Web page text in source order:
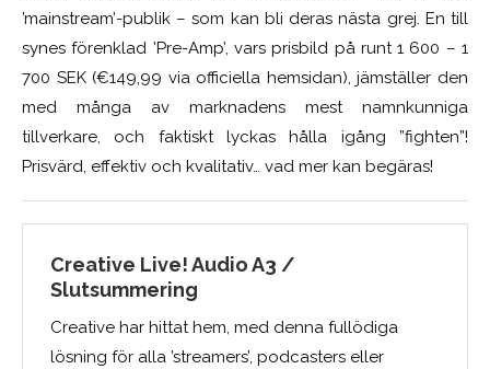
’mainstream’-publik – som kan bli deras nästa grej. En till
synes förenklad ’Pre-Amp’, vars prisbild på runt 1 600 – 1
700 SEK (€149,99 via officiella hemsidan), jämställer den
med många av marknadens mest namnkunniga
tillverkare, och faktiskt lyckas hålla igång ”fighten”!
Prisvärd, effektiv och kvalitativ… vad mer kan begäras!
Creative Live! Audio A3 /
Slutsummering
Creative har hittat hem, med denna fullödiga
lösning för alla ’streamers’, podcasters eller